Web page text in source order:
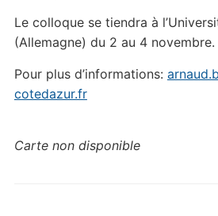
Le colloque se tiendra à
(Allemagne) du 2 au 4 novembre.
Pour plus d’informations:
cotedazur.fr
Carte non disponible